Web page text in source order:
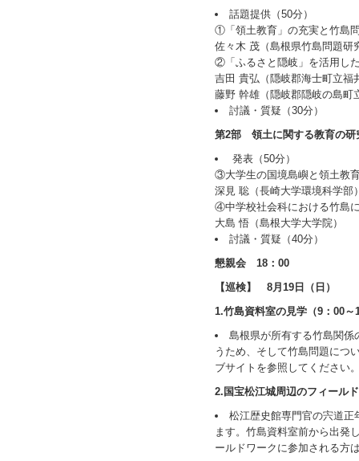
話題提供（50分）
①「領土教育」の充実と竹島
佐々木 茂（島根県竹島問題研
②「ふるさと隠岐」を活用し
吉田 貴弘（隠岐郡海士町立福
藤野 幹雄（隠岐郡隠岐の島町
討議・質疑（30分）
第2部 領土に関する教育の研
発表（50分）
③大学生の国境島嶼と領土教
深見 聡（長崎大学環境科学部
④中学校社会科における竹島
大島 悟（島根大学大学院）
討議・質疑（40分）
懇親会 18：00
【巡検】 8月19日（日）
1.竹島資料室の見学（9：00～
島根県が所有する竹島関係
うため、そして竹島問題につ
ブサイトを参照してください
2.国宝松江城周辺のフィール
松江歴史館専門官の宍道正
ます。竹島資料室前から出発
ールドワークに参加される方